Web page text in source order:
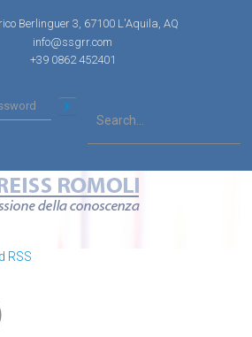
Berlinguer 3, 67100 L'Aquila, AQ
info@ssgrr.com
+39 0862 452401
RSS